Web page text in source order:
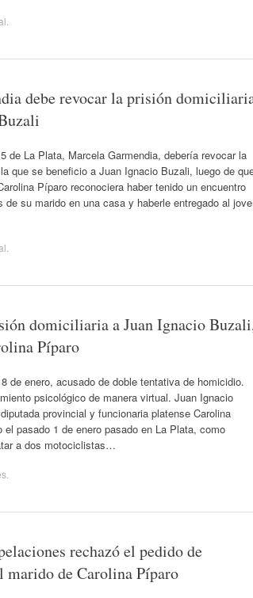
debe revocar la prisión
de La Plata, Marcela Garmendia, debería revocar la
que se beneficio a Juan Ignacio Buzali, luego de
Píparo reconociera haber tenido un encuentro
su marido en una casa y haberle entregado al
domiciliaria a Juan Ignacio
Píparo
de enero, acusado de doble tentativa de homicidio.
psicológico de manera virtual. Juan Ignacio
provincial y funcionaria platense Carolina
el pasado 1 de enero pasado en La Plata, como
a dos motociclistas…
rechazó el pedido de
marido de Carolina Píparo